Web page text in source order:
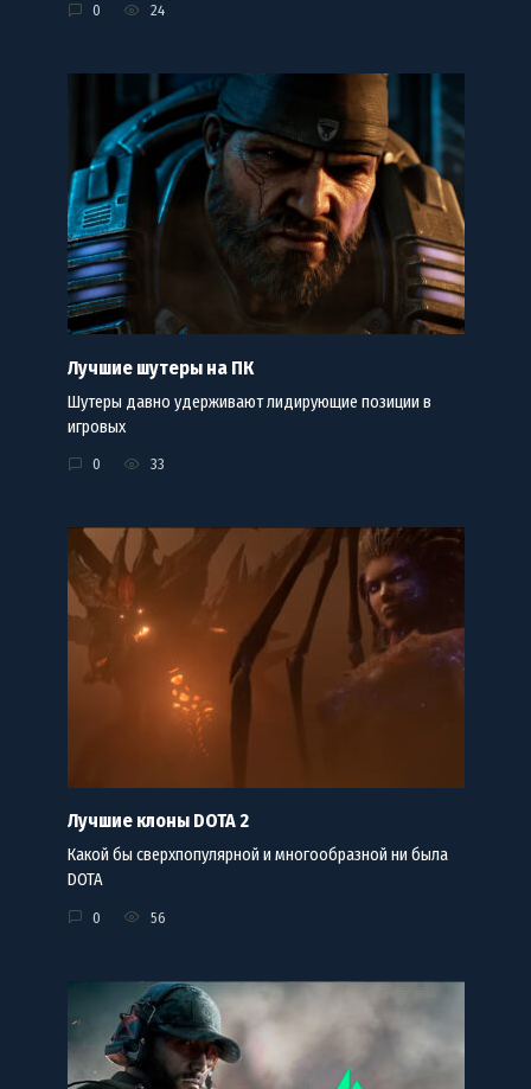
0 24
Лучшие шутеры на ПК
Шутеры давно удерживают лидирующие позиции в
игровых
0 33
Лучшие клоны DOTA 2
Какой бы сверхпопулярной и многообразной ни была
DOTA
0 56